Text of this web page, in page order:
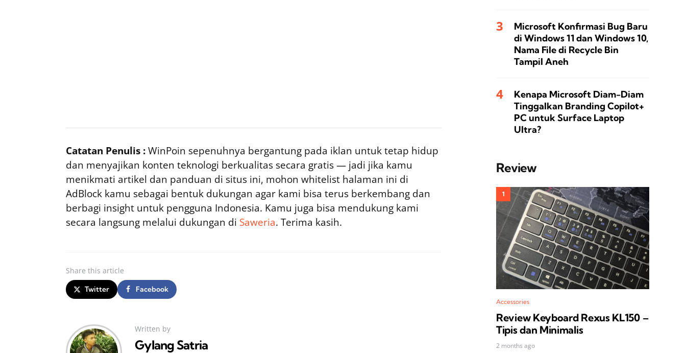
Catatan Penulis :WinPoin sepenuhnya bergantung pada iklan untuk tetap hidup
dan menyajikan konten teknologi berkualitas secara gratis — jadi jika kamu
menikmati artikel dan panduan di situs ini, mohon whitelist halaman ini di
AdBlock kamu sebagai bentuk dukungan agar kami bisa terus berkembang dan
berbagi insight untuk pengguna Indonesia. Kamu juga bisa mendukung kami
secara langsung melalui dukungan di Saweria. Terima kasih.
Share this article
Twitter Facebook
Written by
Gylang Satria
Microsoft Konfirmasi Bug Baru
di Windows 11 dan Windows 10,
Nama File di Recycle Bin
Tampil Aneh
Kenapa Microsoft Diam-Diam
Tinggalkan Branding Copilot+
PC untuk Surface Laptop
Ultra?
Review
Accessories
Review Keyboard Rexus KL150 –
Tipis dan Minimalis
2 months ago